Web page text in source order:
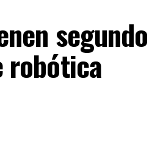
segundo
robótica